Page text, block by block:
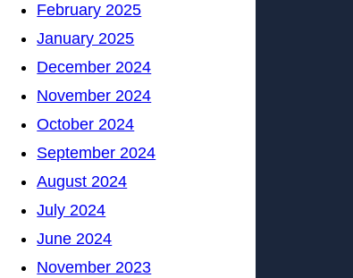
February 2025
January 2025
December 2024
November 2024
October 2024
September 2024
August 2024
July 2024
June 2024
November 2023